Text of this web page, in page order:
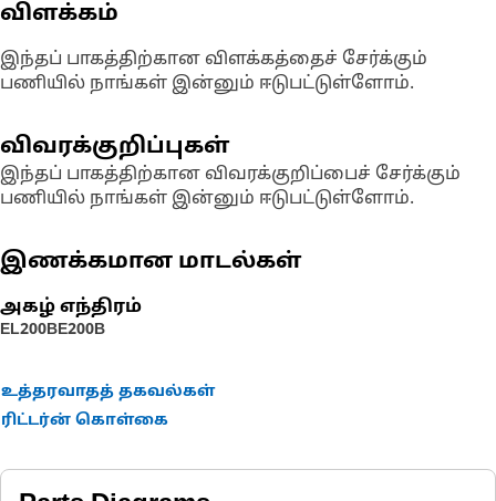
விளக்கம்
இந்தப் பாகத்திற்கான விளக்கத்தைச் சேர்க்கும்
பணியில் நாங்கள் இன்னும் ஈடுபட்டுள்ளோம்.
விவரக்குறிப்புகள்
இந்தப் பாகத்திற்கான விவரக்குறிப்பைச் சேர்க்கும்
பணியில் நாங்கள் இன்னும் ஈடுபட்டுள்ளோம்.
இணக்கமான மாடல்கள்
அகழ் எந்திரம்
EL200BE200B
உத்தரவாதத் தகவல்கள்
ரிட்டர்ன் கொள்கை